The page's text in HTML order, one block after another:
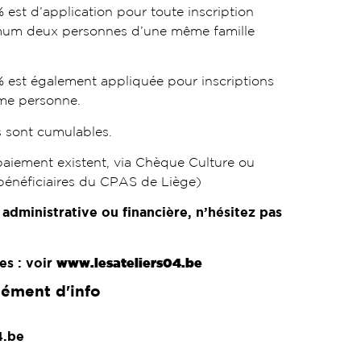
est d’application pour toute inscription
deux personnes d’une même famille
est également appliquée pour inscriptions
personne.
cumulables.
existent, via Chèque Culture ou
du CPAS de Liège)
ou financière, n’hésitez pas
: voir www.lesateliers04.be
d'info